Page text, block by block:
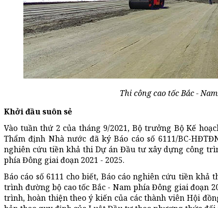
Thi công cao tốc Bắc -
Khởi đầu suôn sẻ
Vào tuần thứ 2 của tháng 9/2021, Bộ trưởng Bộ Kế
Thẩm định Nhà nước đã ký Báo cáo số 6111/BC-
nghiên cứu tiền khả thi Dự án Đầu tư xây dựng công
phía Đông giai đoạn 2021 - 2025.
Báo cáo số 6111 cho biết, Báo cáo nghiên cứu tiền
trình đường bộ cao tốc Bắc - Nam phía Đông giai đoạn
trình, hoàn thiện theo ý kiến của các thành viên Hội